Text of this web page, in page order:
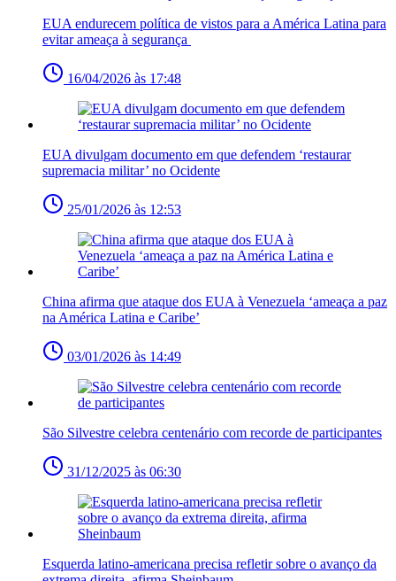
EUA endurecem política de vistos para a América Latina para
evitar ameaça à segurança
16/04/2026 às 17:48
EUA divulgam documento em que defendem ‘restaurar
supremacia militar’ no Ocidente
25/01/2026 às 12:53
China afirma que ataque dos EUA à Venezuela ‘ameaça a paz
na América Latina e Caribe’
03/01/2026 às 14:49
São Silvestre celebra centenário com recorde de participantes
31/12/2025 às 06:30
Esquerda latino-americana precisa refletir sobre o avanço da